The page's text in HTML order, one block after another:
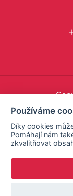
Používáme
Díky cookies
Pomáhají nám
zkvalitňovat